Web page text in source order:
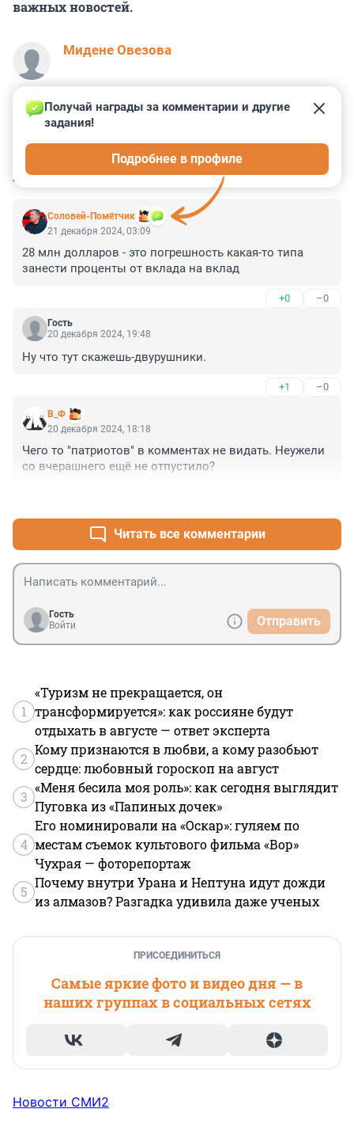
важных новостей.
Мидене Овезова
КОММЕНТАРИИ 42
Соловей-Помётчик
Получай награды за комментарии и другие
задания!
Подробнее в профиле
21 декабря 2024, 03:09
28 млн долларов - это погрешность какая-то типа
занести проценты от вклада на вклад
+0 –0
Гость
20 декабря 2024, 19:48
Ну что тут скажешь-двурушники.
+1 –0
В_Ф
20 декабря 2024, 18:18
Чего то "патриотов" в комментах не видать. Неужели
со вчерашнего ещё не отпустило?
Читать все комментарии
Гость
Войти
Отправить
1
«Туризм не прекращается, он
трансформируется»: как россияне будут
отдыхать в августе — ответ эксперта
2
Кому признаются в любви, а кому разобьют
сердце: любовный гороскоп на август
3
«Меня бесила моя роль»: как сегодня выглядит
Пуговка из «Папиных дочек»
4
Его номинировали на «Оскар»: гуляем по
местам съемок культового фильма «Вор»
Чухрая — фоторепортаж
5
Почему внутри Урана и Нептуна идут дожди
из алмазов? Разгадка удивила даже ученых
ПРИСОЕДИНИТЬСЯ
Самые яркие фото и видео дня — в
наших группах в социальных сетях
Новости СМИ2